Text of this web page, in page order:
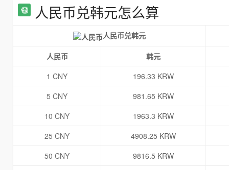
人民币兑韩元怎么算
人民币兑韩元
人民币
韩元
1 CNY
196.33 KRW
5 CNY
981.65 KRW
10 CNY
1963.3 KRW
25 CNY
4908.25 KRW
50 CNY
9816.5 KRW